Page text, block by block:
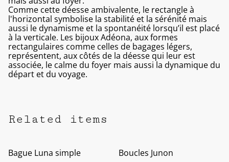
Comme cette déesse ambivalente, le rectangle à
l'horizontal symbolise la stabilité et la sérénité mais
aussi le dynamisme et la spontanéité lorsqu’il est placé
à la verticale. Les bijoux Adéona, aux formes
rectangulaires comme celles de bagages légers,
représentent, aux côtés de la déesse qui leur est
associée, le calme du foyer mais aussi la dynamique du
départ et du voyage.
Related items
Bague Luna simple
Boucles Junon